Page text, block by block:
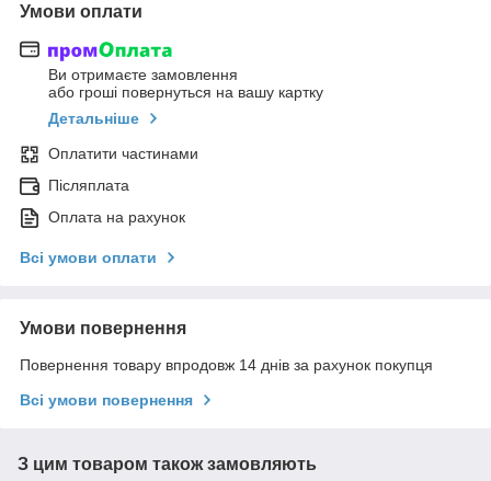
Умови оплати
Ви отримаєте замовлення
або гроші повернуться на вашу картку
Детальніше
Оплатити частинами
Післяплата
Оплата на рахунок
Всі умови оплати
Умови повернення
Повернення товару впродовж 14 днів за рахунок покупця
Всі умови повернення
З цим товаром також замовляють